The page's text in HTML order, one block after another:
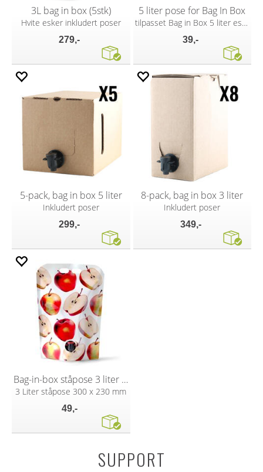
3L bag in box (5stk)
Hvite esker inkludert poser
279,-
5 liter pose for Bag In Box
tilpasset Bag in Box 5 liter eske
39,-
5-pack, bag in box 5 liter
Inkludert poser
299,-
8-pack, bag in box 3 liter
Inkludert poser
349,-
Bag-in-box ståpose 3 liter m/ epletrykk
3 Liter ståpose 300 x 230 mm
49,-
SUPPORT